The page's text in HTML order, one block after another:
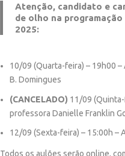
Atenção, candidato e
de olho na programação
2025:
10/09 (Quarta-feira) – 19h00 –
B. Domingues
(CANCELADO) 11/09
professora Danielle Franklin
12/09 (Sexta-feira) – 15:00h –
Todos os aulões serão online,